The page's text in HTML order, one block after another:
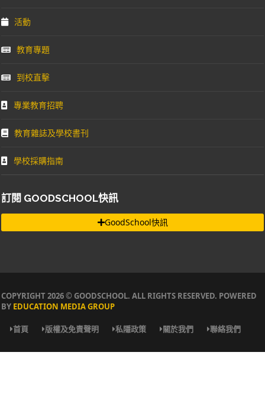
活動
教育專題
到校直擊
專業教育招聘
教育雜誌及學校書刊
學校採購指南
訂閱 GOODSCHOOL快訊
GoodSchool快訊
COPYRIGHT 2026 © GOODSCHOOL. ALL RIGHTS RESERVED. POWERED
BY EDUCATION MEDIA GROUP
首頁 版權及免責聲明 私隱政策 關於我們 聯絡我們